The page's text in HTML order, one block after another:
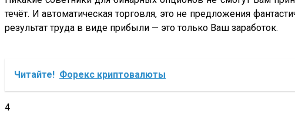
течёт. И автоматическая торговля, это не предложения
результат труда в виде прибыли — это только Ваш заработок.
Читайте! Форекс криптовалюты
4